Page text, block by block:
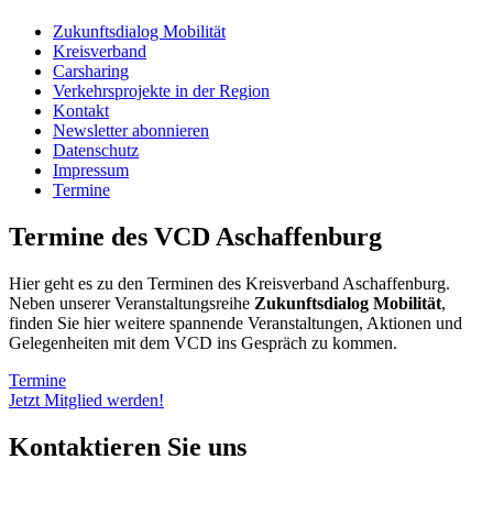
Zukunftsdialog Mobilität
Kreisverband
Carsharing
Verkehrsprojekte in der Region
Kontakt
Newsletter abonnieren
Datenschutz
Impressum
Termine
Termine des VCD Aschaffenburg
Hier geht es zu den Terminen des Kreisverband Aschaffenburg.
Neben unserer Veranstaltungsreihe Zukunftsdialog Mobilität,
finden Sie hier weitere spannende Veranstaltungen, Aktionen und
Gelegenheiten mit dem VCD ins Gespräch zu kommen.
Termine
Jetzt Mitglied werden!
Kontaktieren Sie uns